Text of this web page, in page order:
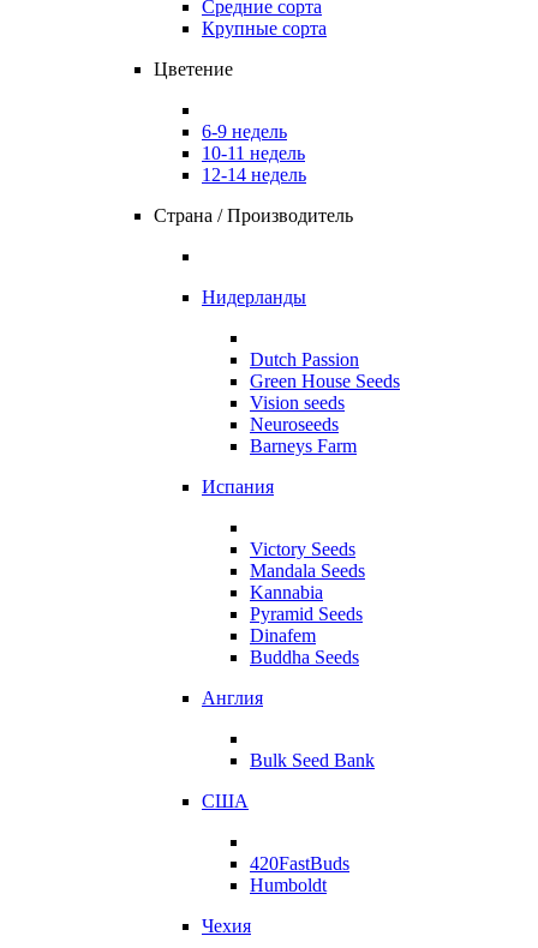
Средние сорта
Крупные сорта
Цветение
6-9 недель
10-11 недель
12-14 недель
Страна / Производитель
Нидерланды
Dutch Passion
Green House Seeds
Vision seeds
Neuroseeds
Barneys Farm
Испания
Victory Seeds
Mandala Seeds
Kannabia
Pyramid Seeds
Dinafem
Buddha Seeds
Англия
Bulk Seed Bank
США
420FastBuds
Humboldt
Чехия